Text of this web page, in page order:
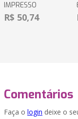
IMPRESSO
R$ 50,74
Comentários
Faça o login deixe o